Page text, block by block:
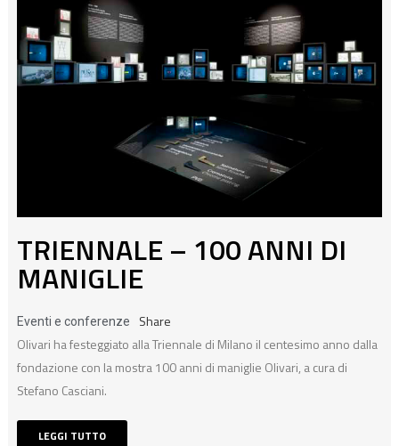
TRIENNALE – 100 ANNI DI
MANIGLIE
Eventi e conferenze
Share
Olivari ha festeggiato alla Triennale di Milano il centesimo anno dalla
fondazione con la mostra 100 anni di maniglie Olivari, a cura di
Stefano Casciani.
LEGGI TUTTO